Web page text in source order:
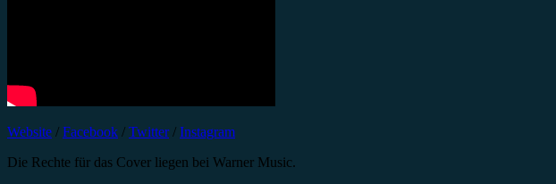
Website / Facebook / Twitter/ Instagram
Die Rechte für das Cover liegen bei Warner Music.